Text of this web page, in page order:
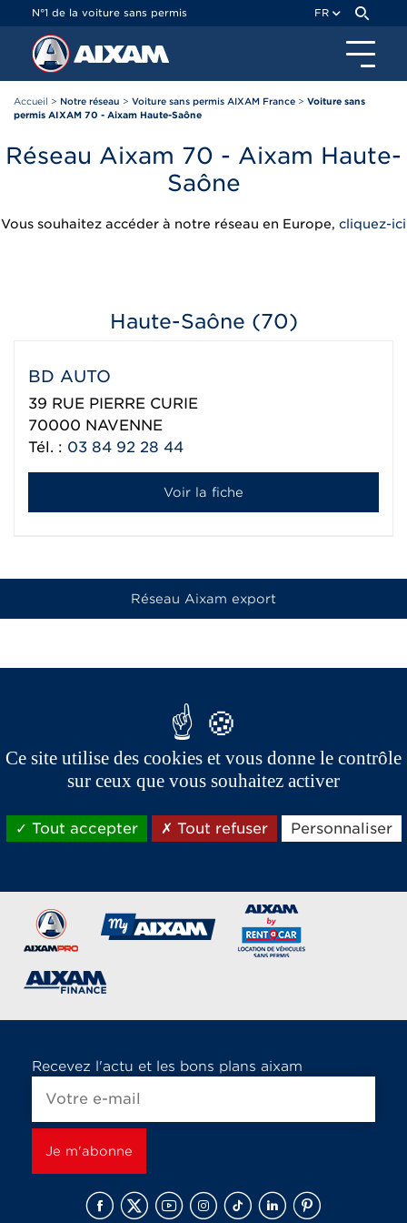
N°1 de la voiture sans permis FR
Accueil > Notre réseau > Voiture sans permis AIXAM France > Voiture sans
permis AIXAM 70 - Aixam Haute-Saône
Réseau Aixam 70 - Aixam Haute-
Saône
Vous souhaitez accéder à notre réseau en Europe, cliquez-ici
Haute-Saône (70)
BD AUTO
39 RUE PIERRE CURIE
70000 NAVENNE
Tél. : 03 84 92 28 44
Voir la fiche
Réseau Aixam export
Recevez l'actu et les bons plans aixam
Panneau de gestion des cookies
Ce site utilise des cookies et vous donne le contrôle
sur ceux que vous souhaitez activer
Tout accepter Tout refuser Personnaliser